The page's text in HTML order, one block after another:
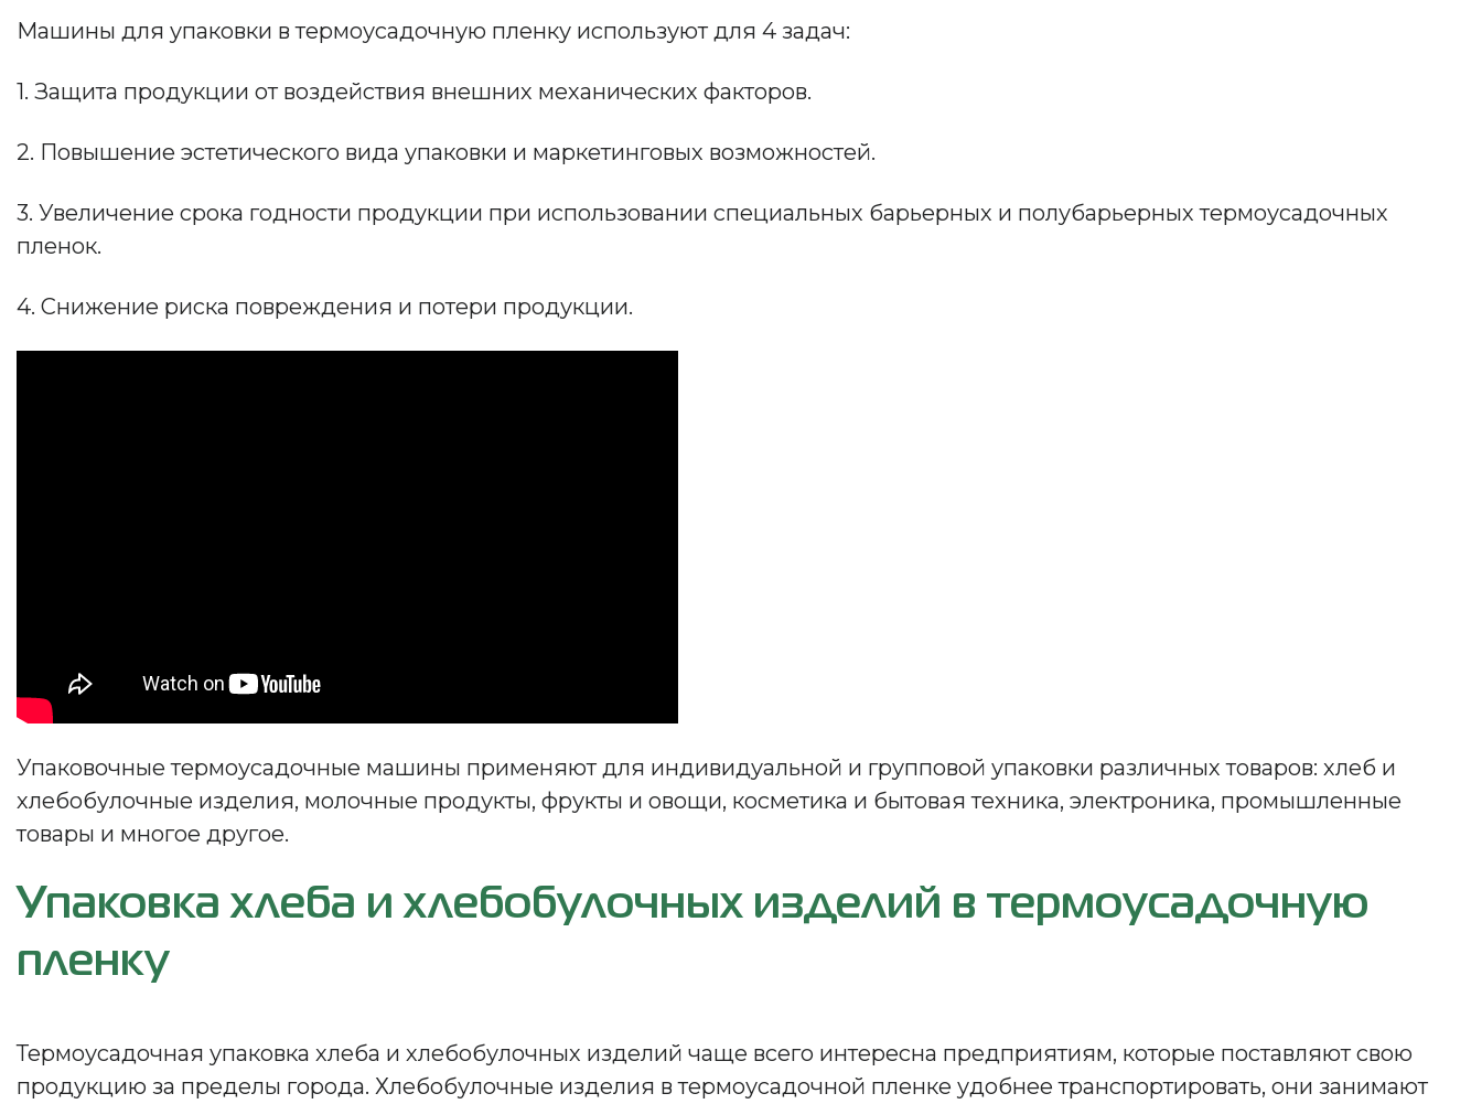
Машины для упаковки в термоусадочную пленку используют для 4 задач:
1. Защита продукции от воздействия внешних механических факторов.
2. Повышение эстетического вида упаковки и маркетинговых возможностей.
3. Увеличение срока годности продукции при использовании специальных барьерных и полубарьерных термоусадочных
пленок.
4. Снижение риска повреждения и потери продукции.
Упаковочные термоусадочные машины применяют для индивидуальной и групповой упаковки различных товаров: хлеб и
хлебобулочные изделия, молочные продукты, фрукты и овощи, косметика и бытовая техника, электроника, промышленные
товары и многое другое.
Упаковка хлеба и хлебобулочных изделий в термоусадочную
пленку
Термоусадочная упаковка хлеба и хлебобулочных изделий чаще всего интересна предприятиям, которые поставляют свою
продукцию за пределы города. Хлебобулочные изделия в термоусадочной пленке удобнее транспортировать, они занимают